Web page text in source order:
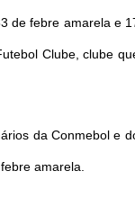
de febre amarela e
Clube, clube
da Conmebol e
amarela.